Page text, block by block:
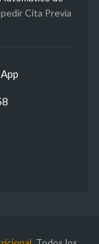
Cita Previa